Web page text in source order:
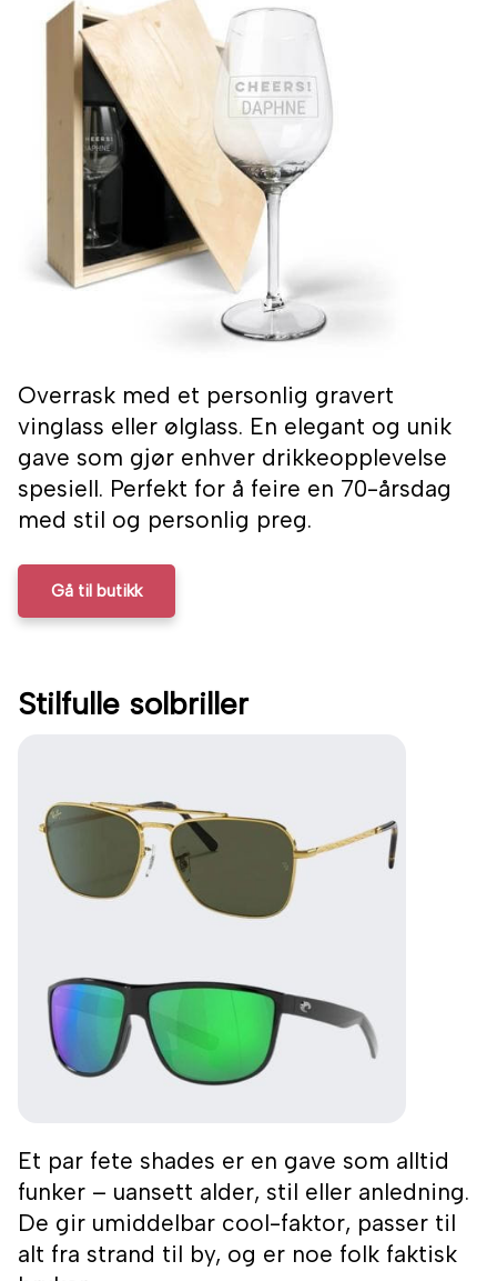
Overrask med et personlig gravert
vinglass eller ølglass. En elegant og unik
gave som gjør enhver drikkeopplevelse
spesiell. Perfekt for å feire en 70-årsdag
med stil og personlig preg.
Gå til butikk
Stilfulle solbriller
Et par fete shades er en gave som alltid
funker – uansett alder, stil eller anledning.
De gir umiddelbar cool-faktor, passer til
alt fra strand til by, og er noe folk faktisk